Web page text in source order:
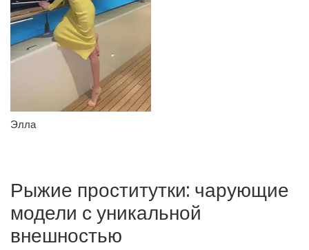
Элла
Рыжие проститутки: чарующие
модели с уникальной
внешностью